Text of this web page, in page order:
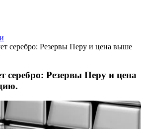
серебро: Резервы Перу и цена выше
серебро: Резервы Перу и цена